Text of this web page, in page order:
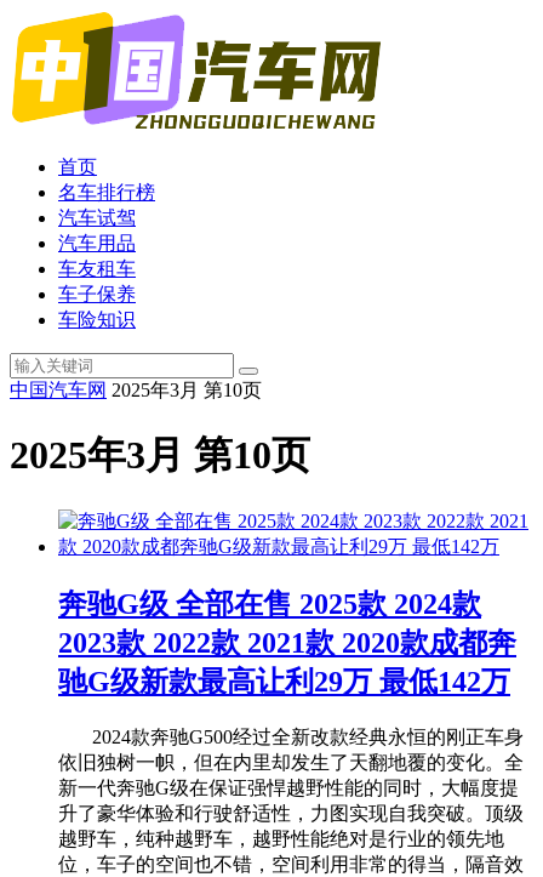
首页
名车排行榜
汽车试驾
汽车用品
车友租车
车子保养
车险知识
中国汽车网 2025年3月 第10页
2025年3月 第10页
奔驰G级 全部在售 2025款 2024款
2023款 2022款 2021款 2020款成都奔
驰G级新款最高让利29万 最低142万
2024款奔驰G500经过全新改款经典永恒的刚正车身
依旧独树一帜，但在内里却发生了天翻地覆的变化。全
新一代奔驰G级在保证强悍越野性能的同时，大幅度提
升了豪华体验和行驶舒适性，力图实现自我突破。顶级
越野车，纯种越野车，越野性能绝对是行业的领先地
位，车子的空间也不错，空间利用非常的得当，隔音效